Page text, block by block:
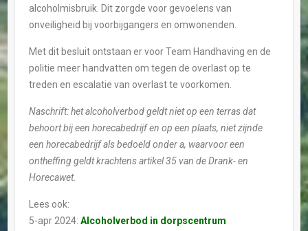
alcoholmisbruik. Dit zorgde voor gevoelens van
onveiligheid bij voorbijgangers en omwonenden.
Met dit besluit ontstaan er voor Team Handhaving en de
politie meer handvatten om tegen de overlast op te
treden en escalatie van overlast te voorkomen.
Naschrift: het alcoholverbod geldt niet op een terras dat
behoort bij een horecabedrijf en op een plaats, niet zijnde
een horecabedrijf als bedoeld onder a, waarvoor een
ontheffing geldt krachtens artikel 35 van de Drank- en
Horecawet.
Lees ook:
5-apr 2024: Alcoholverbod in dorpscentrum